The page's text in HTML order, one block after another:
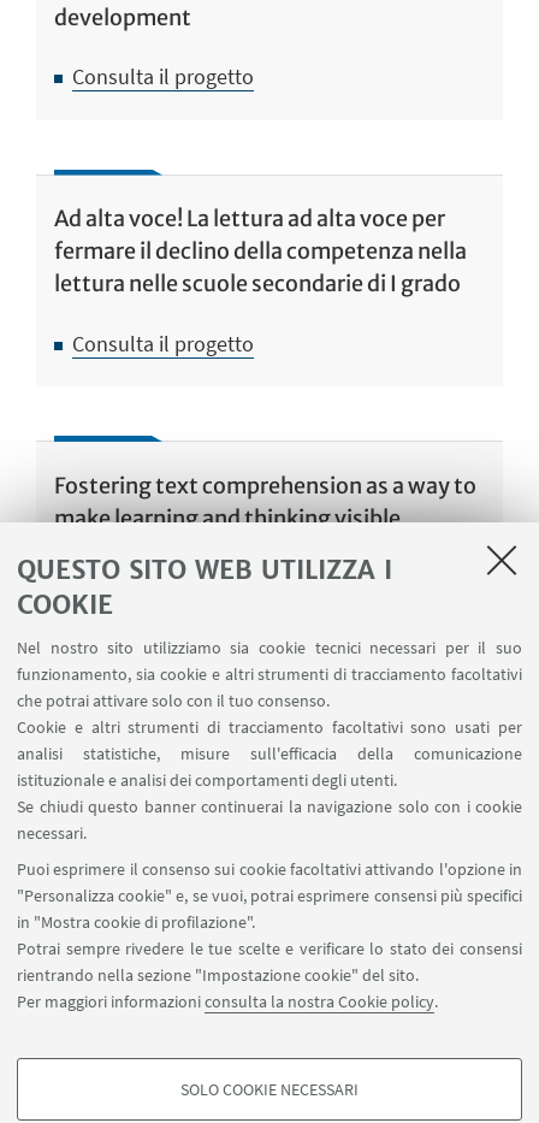
QUESTO SITO WEB UTILIZZA I
COOKIE
Nel nostro sito utilizziamo sia cookie tecnici necessari per il suo
funzionamento, sia cookie e altri strumenti di tracciamento facoltativi
che potrai attivare solo con il tuo consenso.
Cookie e altri strumenti di tracciamento facoltativi sono usati per
analisi statistiche, misure sull'efficacia della comunicazione
istituzionale e analisi dei comportamenti degli utenti.
Se chiudi questo banner continuerai la navigazione solo con i cookie
necessari.
Puoi esprimere il consenso sui cookie facoltativi attivando l'opzione in
"Personalizza cookie" e, se vuoi, potrai esprimere consensi più specifici
in "Mostra cookie di profilazione".
Potrai sempre rivedere le tue scelte e verificare lo stato dei consensi
rientrando nella sezione "Impostazione cookie" del sito.
Per maggiori informazioniconsulta la nostra Cookie policy.
COOKIE DI PROFILAZIONE - FACOLTATIVI
SOLO COOKIE NECESSARI
development
Consulta il progetto
Ad alta voce! La lettura ad alta voce per
fermare il declino della competenza nella
lettura nelle scuole secondarie di I grado
Consulta il progetto
Fostering text comprehension as a way to
make learning and thinking visible
Consulta il progetto
Povertà educativa, svantaggio culturale e
inclusione sociale dentro e fuori la scuola.
Sviluppo professionale degli insegnanti e
Ricerca-Formazione nell’era post-Covid
Consulta il progetto
Seguici su: